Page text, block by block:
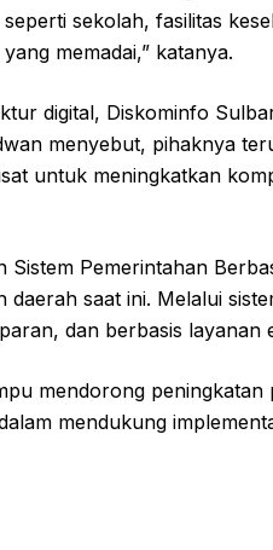
sekolah, fasilitas
memadai,” katanya.
digital, Diskominfo
menyebut, pihaknya
untuk meningkatkan
Sistem Pemerintahan
saat ini. Melalui
dan berbasis layanan
mendorong
mendukung